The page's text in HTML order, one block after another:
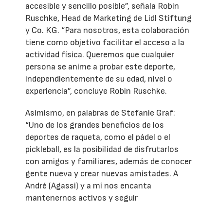
accesible y sencillo posible”, señala Robin
Ruschke, Head de Marketing de Lidl Stiftung
y Co. KG. “Para nosotros, esta colaboración
tiene como objetivo facilitar el acceso a la
actividad física. Queremos que cualquier
persona se anime a probar este deporte,
independientemente de su edad, nivel o
experiencia”, concluye Robin Ruschke.
Asimismo, en palabras de Stefanie Graf:
“Uno de los grandes beneficios de los
deportes de raqueta, como el pádel o el
pickleball, es la posibilidad de disfrutarlos
con amigos y familiares, además de conocer
gente nueva y crear nuevas amistades. A
André (Agassi) y a mí nos encanta
mantenernos activos y seguir